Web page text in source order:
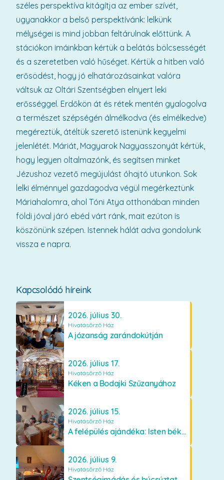
Kapcsolódó híreink
2026. július 30.
Hivatásőrző Ház
A józanság zarándokútján
2026. július 17.
Hivatásőrző Ház
Kéken a Bodajki Szűzanyához
2026. július 15.
Hivatásőrző Ház
A felépülés ajándéka: Isten békéje és a boldogság
2026. július 9.
Hivatásőrző Ház
széles perspektíva kitágítja az ember szívét,
ugyanakkor a belső perspektívánk: lelkünk
mélységei is mind jobban feltárulnak előttünk. A
stációkon imáinkban kértük a belátás bölcsességét
és a szeretetben való hűséget. Kértük a hitben való
erősödést, hogy jó elhatározásainkat valóra
váltsuk az Oltári Szentségben elnyert leki
erősséggel. Erdőkön át és rétek mentén gyalogolva
a természet szépségén álmélkodva (és elmélkedve)
megéreztük, átéltük szerető istenünk kegyelmi
jelenlétét. Máriát, Magyarok Nagyasszonyát kértük,
hogy legyen oltalmazónk, és segítsen minket
Jézushoz vezető megújulást óhajtó utunkon. Sok
lelki élménnyel gazdagodva végül megérkeztünk
Máriahalomra, ahol Tóni Atya otthonában minden
földi jóval járó ebéd várt ránk, mait ezúton is
köszönünk szépen. Istennek hálát adva gondolunk
vissza e napra.